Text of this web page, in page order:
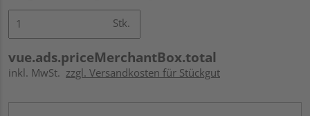
Stk.
vue.ads.priceMerchantBox.total
inkl. MwSt. zzgl. Versandkosten für Stückgut